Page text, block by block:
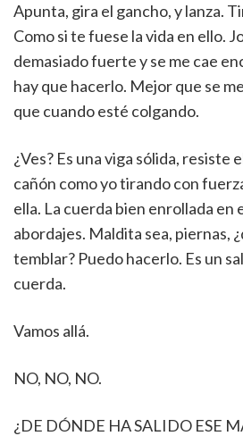
Apunta, gira el gancho, y lanza.
Como si te fuese la vida en ello.
demasiado fuerte y se me cae
hay que hacerlo. Mejor que se
que cuando esté colgando.
¿Ves? Es una viga sólida, resiste
cañón como yo tirando con
ella. La cuerda bien enrollada en
abordajes. Maldita sea, piernas,
temblar? Puedo hacerlo. Es un
cuerda.
Vamos allá.
NO, NO, NO.
¿DE DÓNDE HA SALIDO ESE